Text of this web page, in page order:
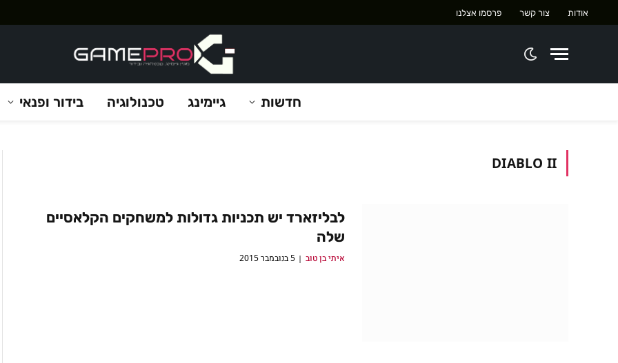
אודות צור קשר פרסמו אצלנו
חדשות גיימינג טכנולוגיה בידור ופנאי
DIABLO II
לבליזארד יש תכניות גדולות למשחקים הקלאסיים
שלה
איתי בן טוב 5 בנובמבר 2015